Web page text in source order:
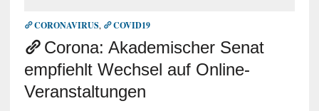
CORONAVIRUS, COVID19
Corona: Akademischer Senat
empfiehlt Wechsel auf Online-
Veranstaltungen